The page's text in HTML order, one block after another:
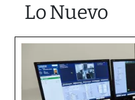
Lo Nuevo